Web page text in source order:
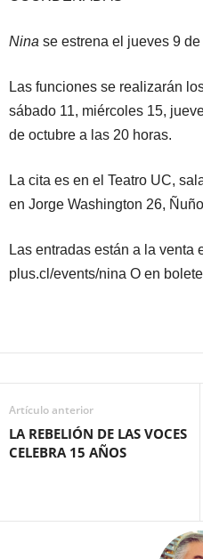
Nina se estrena el jueves 9
Las funciones se realizarán
sábado 11, miércoles 15,
de octubre a las 20 horas.
La cita es en el Teatro UC,
en Jorge Washington 26,
Las entradas están a la venta
plus.cl/events/nina O en
Artículo anterior
LA REBELIÓN DE LAS VOCES
CELEBRA 15 AÑOS